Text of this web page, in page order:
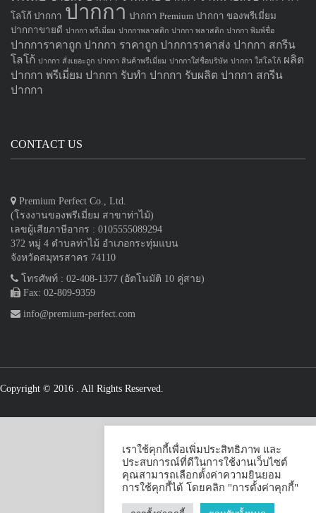
โลโก้ ปากกา ปากกา ปากกา Premium ปากกา ของพรีเมี่ยม
ปากกาขายดี ปากกา พรีเมี่ยม ปากกาพลาสติก ปากกา พลาสติก ปากกา พิมพ์ชื่อ
ปากการาคาถูก ปากกา ราคาถูก ปากการาคาส่ง ปากกา สกรีน
โลโก้ ปากกา สั่งเยอะถูก ปากกา สินค้าพรีเมี่ยม ปากกาใส่ชื่อบริษัท ปากกา ใส่โลโก้ ผลิต
ปากกา พรีเมี่ยม ปากกา รับทำ ปากกา รับผลิต ปากกา สกรีน
ปากกา
CONTACT US
Premium Perfect Co., Ltd.
(โรงงานของพรีเมี่ยม สาขาท่าไม้)
เลขผู้เสียภาษีอากร : 0105555089294
372 หมู่ 4 ตำบลท่าไม้ อำเภอกระทุ่มแบน
จังหวัดสมุทรสาคร 74110
โทรศัพท์ : 02-408-1377 (อัตโนมัติ 10 คู่สาย)
Fax: 02-809-9359
info@premium-perfect.com
Copyright © 2016 . All Rights Reserved.
เราใช้คุกกี้เพื่อเพิ่มประสิทธิภาพ และ
ประสบการณ์ที่ดีในการใช้งานเว็บไซต์
คุณสามารถเลือกตั้งค่าความยินยอม
การใช้คุกกี้ได้ โดยคลิก "การตั้งค่าคุกกี้"